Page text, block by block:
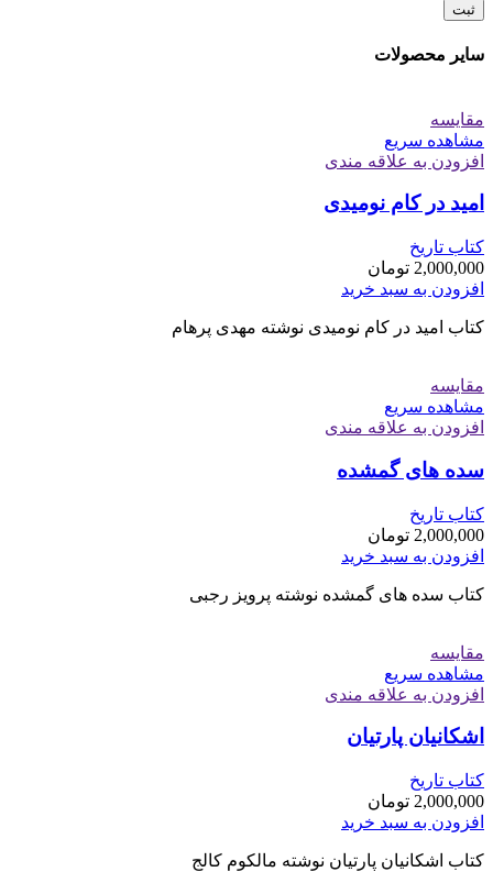
سایر محصولات
مقایسه
مشاهده سریع
افزودن به علاقه مندی
امید در کام نومیدی
کتاب تاریخ
2,000,000 تومان
افزودن به سبد خرید
کتاب امید در کام نومیدی نوشته مهدی پرهام
مقایسه
مشاهده سریع
افزودن به علاقه مندی
سده های گمشده
کتاب تاریخ
2,000,000 تومان
افزودن به سبد خرید
کتاب سده های گمشده نوشته پرویز رجبی
مقایسه
مشاهده سریع
افزودن به علاقه مندی
اشکانیان پارتیان
کتاب تاریخ
2,000,000 تومان
افزودن به سبد خرید
کتاب اشکانیان پارتیان نوشته مالکوم کالج